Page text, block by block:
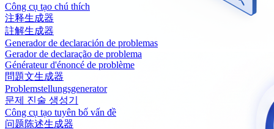
Công cụ tạo chú thích
注释生成器
註解生成器
Generador de declaración de problemas
Gerador de declaração de problema
Générateur d'énoncé de problème
問題文生成器
Problemstellungsgenerator
문제 진술 생성기
Công cụ tạo tuyên bố vấn đề
问题陈述生成器